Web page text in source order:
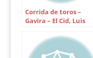
Corrida de toros –
Gavira – El Cid, Luis